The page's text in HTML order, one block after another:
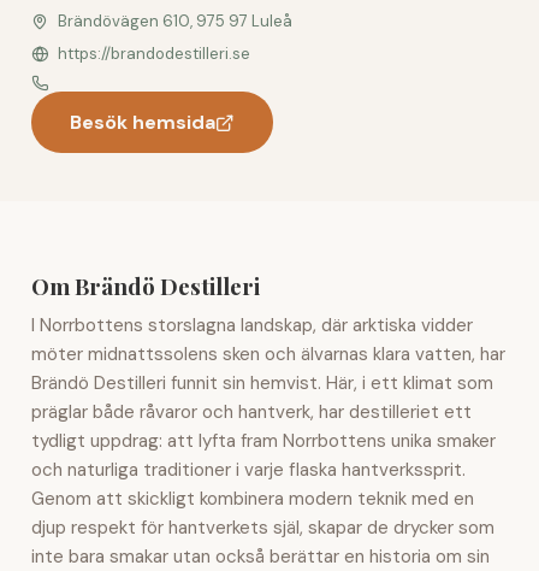
Brändövägen 610, 975 97 Luleå
https://brandodestilleri.se
Besök hemsida
Om Brändö Destilleri
I Norrbottens storslagna landskap, där arktiska vidder
möter midnattssolens sken och älvarnas klara vatten, har
Brändö Destilleri funnit sin hemvist. Här, i ett klimat som
präglar både råvaror och hantverk, har destilleriet ett
tydligt uppdrag: att lyfta fram Norrbottens unika smaker
och naturliga traditioner i varje flaska hantverkssprit.
Genom att skickligt kombinera modern teknik med en
djup respekt för hantverkets själ, skapar de drycker som
inte bara smakar utan också berättar en historia om sin